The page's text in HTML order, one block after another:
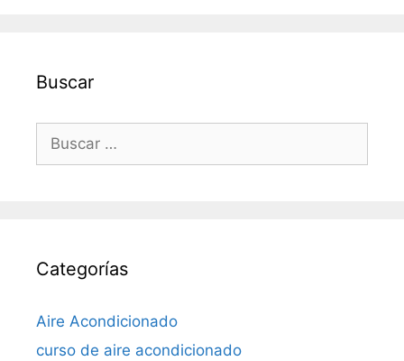
Buscar
Buscar:
Categorías
Aire Acondicionado
curso de aire acondicionado